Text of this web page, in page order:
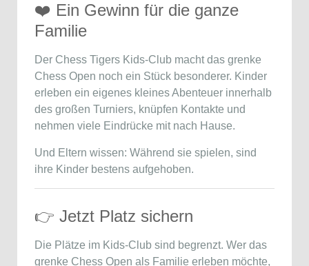
❤️ Ein Gewinn für die ganze
Familie
Der Chess Tigers Kids-Club macht das grenke
Chess Open noch ein Stück besonderer. Kinder
erleben ein eigenes kleines Abenteuer innerhalb
des großen Turniers, knüpfen Kontakte und
nehmen viele Eindrücke mit nach Hause.
Und Eltern wissen: Während sie spielen, sind
ihre Kinder bestens aufgehoben.
👉 Jetzt Platz sichern
Die Plätze im Kids-Club sind begrenzt. Wer das
grenke Chess Open als Familie erleben möchte,